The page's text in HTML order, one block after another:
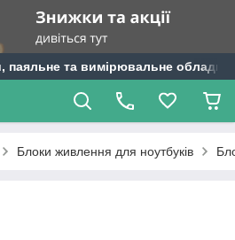
паяльне та вимірювальне
Блоки живлення для ноутбуків